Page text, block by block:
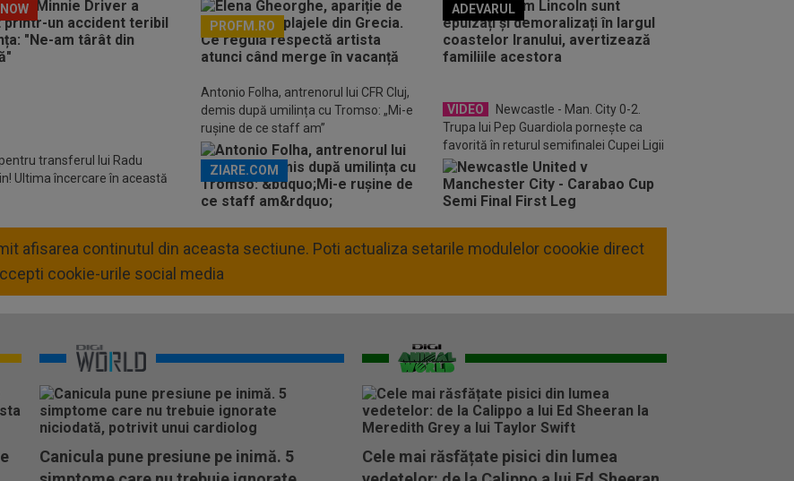
PROFM.RO
ADEVARUL
transferul lui Radu
Ultima încercare în această
Antonio Folha, antrenorul lui CFR Cluj,
demis după umilința cu Tromso: „Mi-e
rușine de ce staff am”
ZIARE.COM
VIDEO
Newcastle - Man. City 0-2.
Trupa lui Pep Guardiola pornește ca
favorită în returul semifinalei Cupei Ligii
afisarea continutul din aceasta sectiune. Poti actualiza setarile modulelor coookie direct
cookie-urile social media
Canicula pune presiune pe inimă. 5
Cele mai răsfățate pisici din lumea